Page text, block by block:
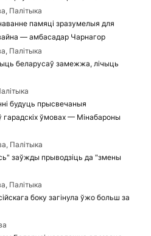
Палітыка
памяці зразумелыя для
— амбасадар Чарнагор
Палітыка
беларусаў замежжа, лічыць
будуць прысвечаныя
ўмовах — Мінабароны
Палітыка
заўжды прыводзіць да "змены
Палітыка
боку загінула ўжо больш за